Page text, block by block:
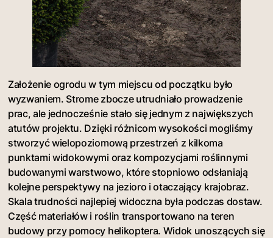
Założenie ogrodu w tym miejscu od początku było
wyzwaniem. Strome zbocze utrudniało prowadzenie
prac, ale jednocześnie stało się jednym z największych
atutów projektu. Dzięki różnicom wysokości mogliśmy
stworzyć wielopoziomową przestrzeń z kilkoma
punktami widokowymi oraz kompozycjami roślinnymi
budowanymi warstwowo, które stopniowo odsłaniają
kolejne perspektywy na jezioro i otaczający krajobraz.
Skala trudności najlepiej widoczna była podczas dostaw.
Część materiałów i roślin transportowano na teren
budowy przy pomocy helikoptera. Widok unoszących się